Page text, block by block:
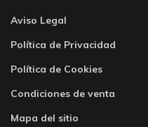
Aviso Legal
Política de Privacidad
Política de Cookies
Condiciones de venta
Mapa del sitio